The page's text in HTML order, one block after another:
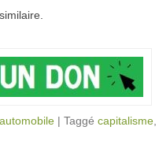
| Taggé capitalisme